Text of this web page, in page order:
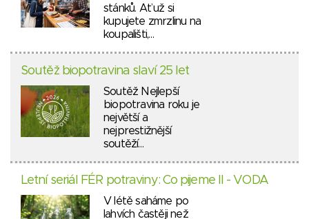
stánků. Ať už si
kupujete zmrzlinu na
koupališti,…
Soutěž biopotravina slaví 25 let
Soutěž Nejlepší
biopotravina roku je
největší a
nejprestižnější
soutěží…
Letní seriál FÉR potraviny: Co pijeme II - VODA
V létě saháme po
lahvích častěji než